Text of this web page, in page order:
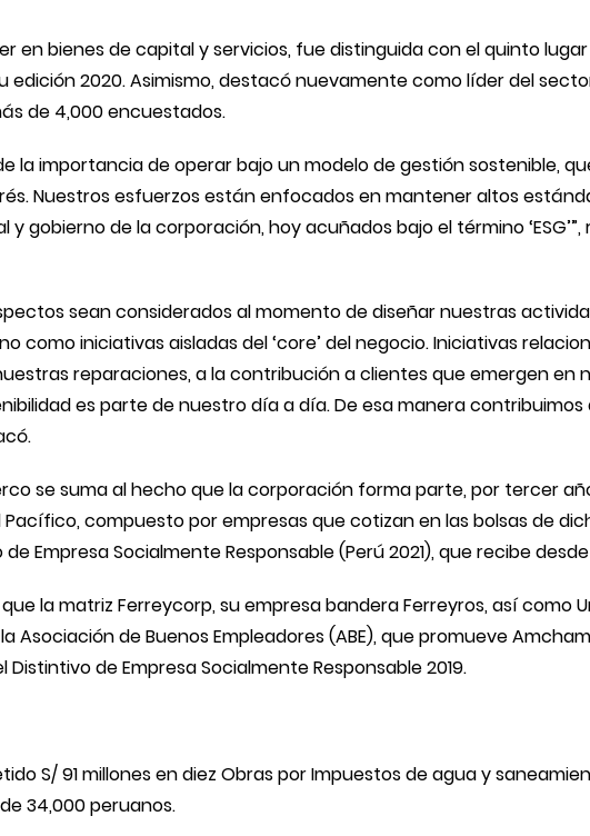
en bienes de capital y servicios, fue distinguida con el quinto
edición 2020. Asimismo, destacó nuevamente como líder del
de 4,000 encuestados.
la importancia de operar bajo un modelo de gestión sostenible,
Nuestros esfuerzos están enfocados en mantener altos
gobierno de la corporación, hoy acuñados bajo el término
sean considerados al momento de diseñar nuestras
como iniciativas aisladasdel ‘core’ del negocio. Iniciativas
reparaciones, a la contribución a clientes que emergen en
es parte de nuestro día a día. De esa manera
se suma al hecho que la corporación forma parte, por tercer
Pacífico, compuesto por empresas que cotizan en las bolsas de
Empresa Socialmente Responsable (Perú 2021), que recibe
la matriz Ferreycorp, su empresa bandera Ferreyros, así como
Asociación de Buenos Empleadores (ABE), que promueve
de Empresa Socialmente Responsable 2019.
S/ 91 millones en diez Obras por Impuestos de agua y
34,000 peruanos.